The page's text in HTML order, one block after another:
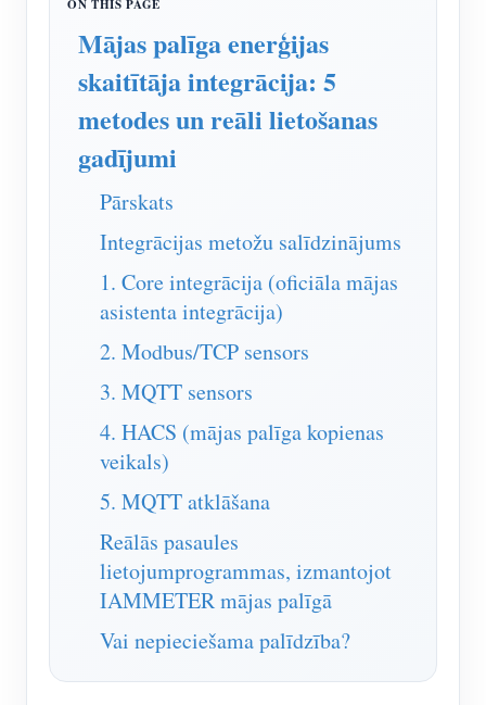
IAMMETER simulators
Virtuālais skaitītājs
Enerģijas prognozēšanas un simulācijas sistēma
Lietojumprogrammas
Mājas automatizācija
Rūpnīcas enerģijas uzraudzība
Produkta īsais ievads
Dokuments
Apmācības video
FAQ
Jaunumi
kopiena
Izstrādātājs
Izpētīt
Atlīdzības programma
Sazināties
Par mums
Mājas palīga enerģijas
skaitītāja integrācija: 5
metodes un reāli lietošanas
gadījumi
Pārskats
Integrācijas metožu salīdzinājums
1. Core integrācija (oficiāla mājas
asistenta integrācija)
2. Modbus/TCP sensors
3. MQTT sensors
4. HACS (mājas palīga kopienas
veikals)
5. MQTT atklāšana
Reālās pasaules
lietojumprogrammas, izmantojot
IAMMETER mājas palīgā
Vai nepieciešama palīdzība?